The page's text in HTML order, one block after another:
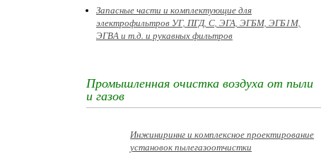
Запасные части и комплектующие для
электрофильтров УГ, ПГД, С, ЭГА, ЭГБМ, ЭГБ1М,
ЭГВА и т.д. и рукавных фильтров
Промышленная очистка воздуха от пыли
и газов
Инжинириннг и комплексное проектирование
установок пылегазоотчистки